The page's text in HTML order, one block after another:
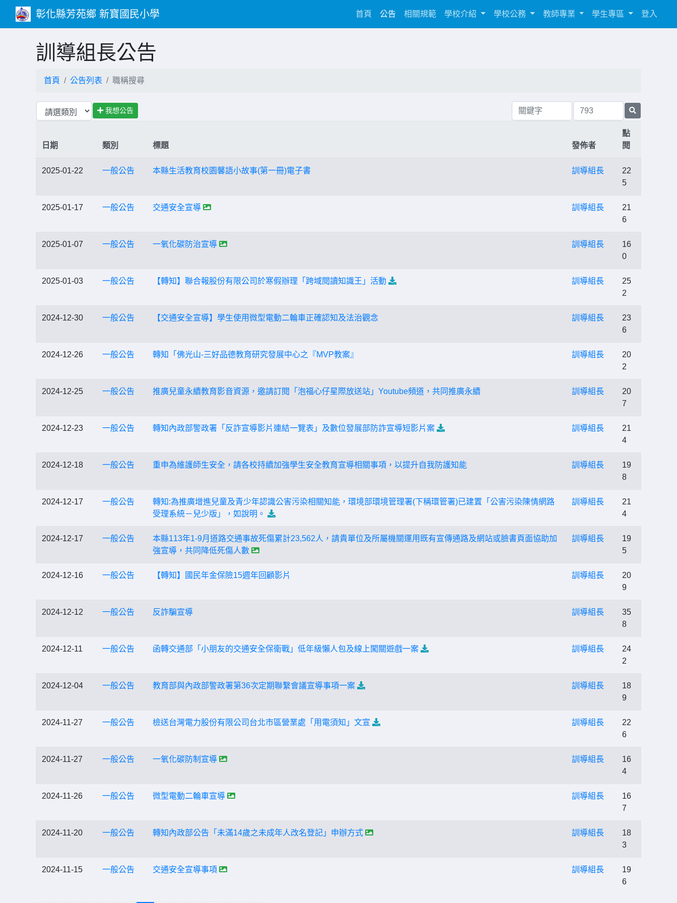
彰化縣芳苑鄉 新寶國民小學 首頁 (current)
公告 相關規範 學校介紹 學校公務 教師專業 學生專區 登入
訓導組長公告
首頁 公告列表 職稱搜尋
我想公告
日期 類別 標題 發佈者
點
閱
2025-01-22 一般公告 本縣生活教育校園馨語小故事(第一冊)電子書 訓導組長
22
5
2025-01-17 一般公告 交通安全宣導 訓導組長
21
6
2025-01-07 一般公告 一氧化碳防治宣導 訓導組長
16
0
2025-01-03 一般公告 【轉知】聯合報股份有限公司於寒假辦理「跨域閱讀知識王」活動 訓導組長
25
2
2024-12-30 一般公告 【交通安全宣導】學生使用微型電動二輪車正確認知及法治觀念 訓導組長
23
6
2024-12-26 一般公告 轉知「佛光山-三好品德教育研究發展中心之『MVP教案』 訓導組長
20
2
2024-12-25 一般公告 推廣兒童永續教育影音資源，邀請訂閱「泡福心仔星際放送站」Youtube頻道，共同推廣永續 訓導組長
20
7
2024-12-23 一般公告 轉知內政部警政署「反詐宣導影片連結一覽表」及數位發展部防詐宣導短影片案 訓導組長
21
4
2024-12-18 一般公告 重申為維護師生安全，請各校持續加強學生安全教育宣導相關事項，以提升自我防護知能 訓導組長
19
8
2024-12-17 一般公告
轉知:為推廣增進兒童及青少年認識公害污染相關知能，環境部環境管理署(下稱環管署)已建置「公害污染陳情網路
受理系統－兒少版」，如說明。
訓導組長
21
4
2024-12-17 一般公告
本縣113年1-9月道路交通事故死傷累計23,562人，請貴單位及所屬機關運用既有宣傳通路及網站或臉書頁面協助加
強宣導，共同降低死傷人數
訓導組長
19
5
2024-12-16 一般公告 【轉知】國民年金保險15週年回顧影片 訓導組長
20
9
2024-12-12 一般公告 反詐騙宣導 訓導組長
35
8
2024-12-11 一般公告 函轉交通部「小朋友的交通安全保衛戰」低年級懶人包及線上闖關遊戲一案 訓導組長
24
2
2024-12-04 一般公告 教育部與內政部警政署第36次定期聯繫會議宣導事項一案 訓導組長
18
9
2024-11-27 一般公告 檢送台灣電力股份有限公司台北市區營業處「用電須知」文宣 訓導組長
22
6
2024-11-27 一般公告 一氧化碳防制宣導 訓導組長
16
4
2024-11-26 一般公告 微型電動二輪車宣導 訓導組長
16
7
2024-11-20 一般公告 轉知內政部公告「未滿14歲之未成年人改名登記」申辦方式 訓導組長
18
3
2024-11-15 一般公告 交通安全宣導事項 訓導組長
19
6